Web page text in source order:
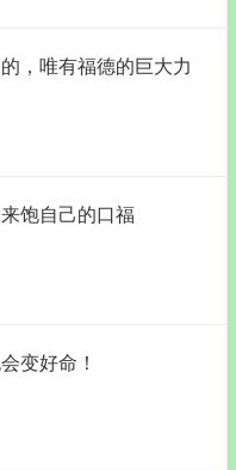
，唯有福德的巨大力
饱自己的口福
变好命！